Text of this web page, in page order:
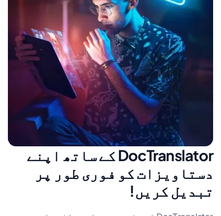
DocTranslator کے ساتھ اپنے
دستاویزات کو فوری طور پر
تبدیل کریں!